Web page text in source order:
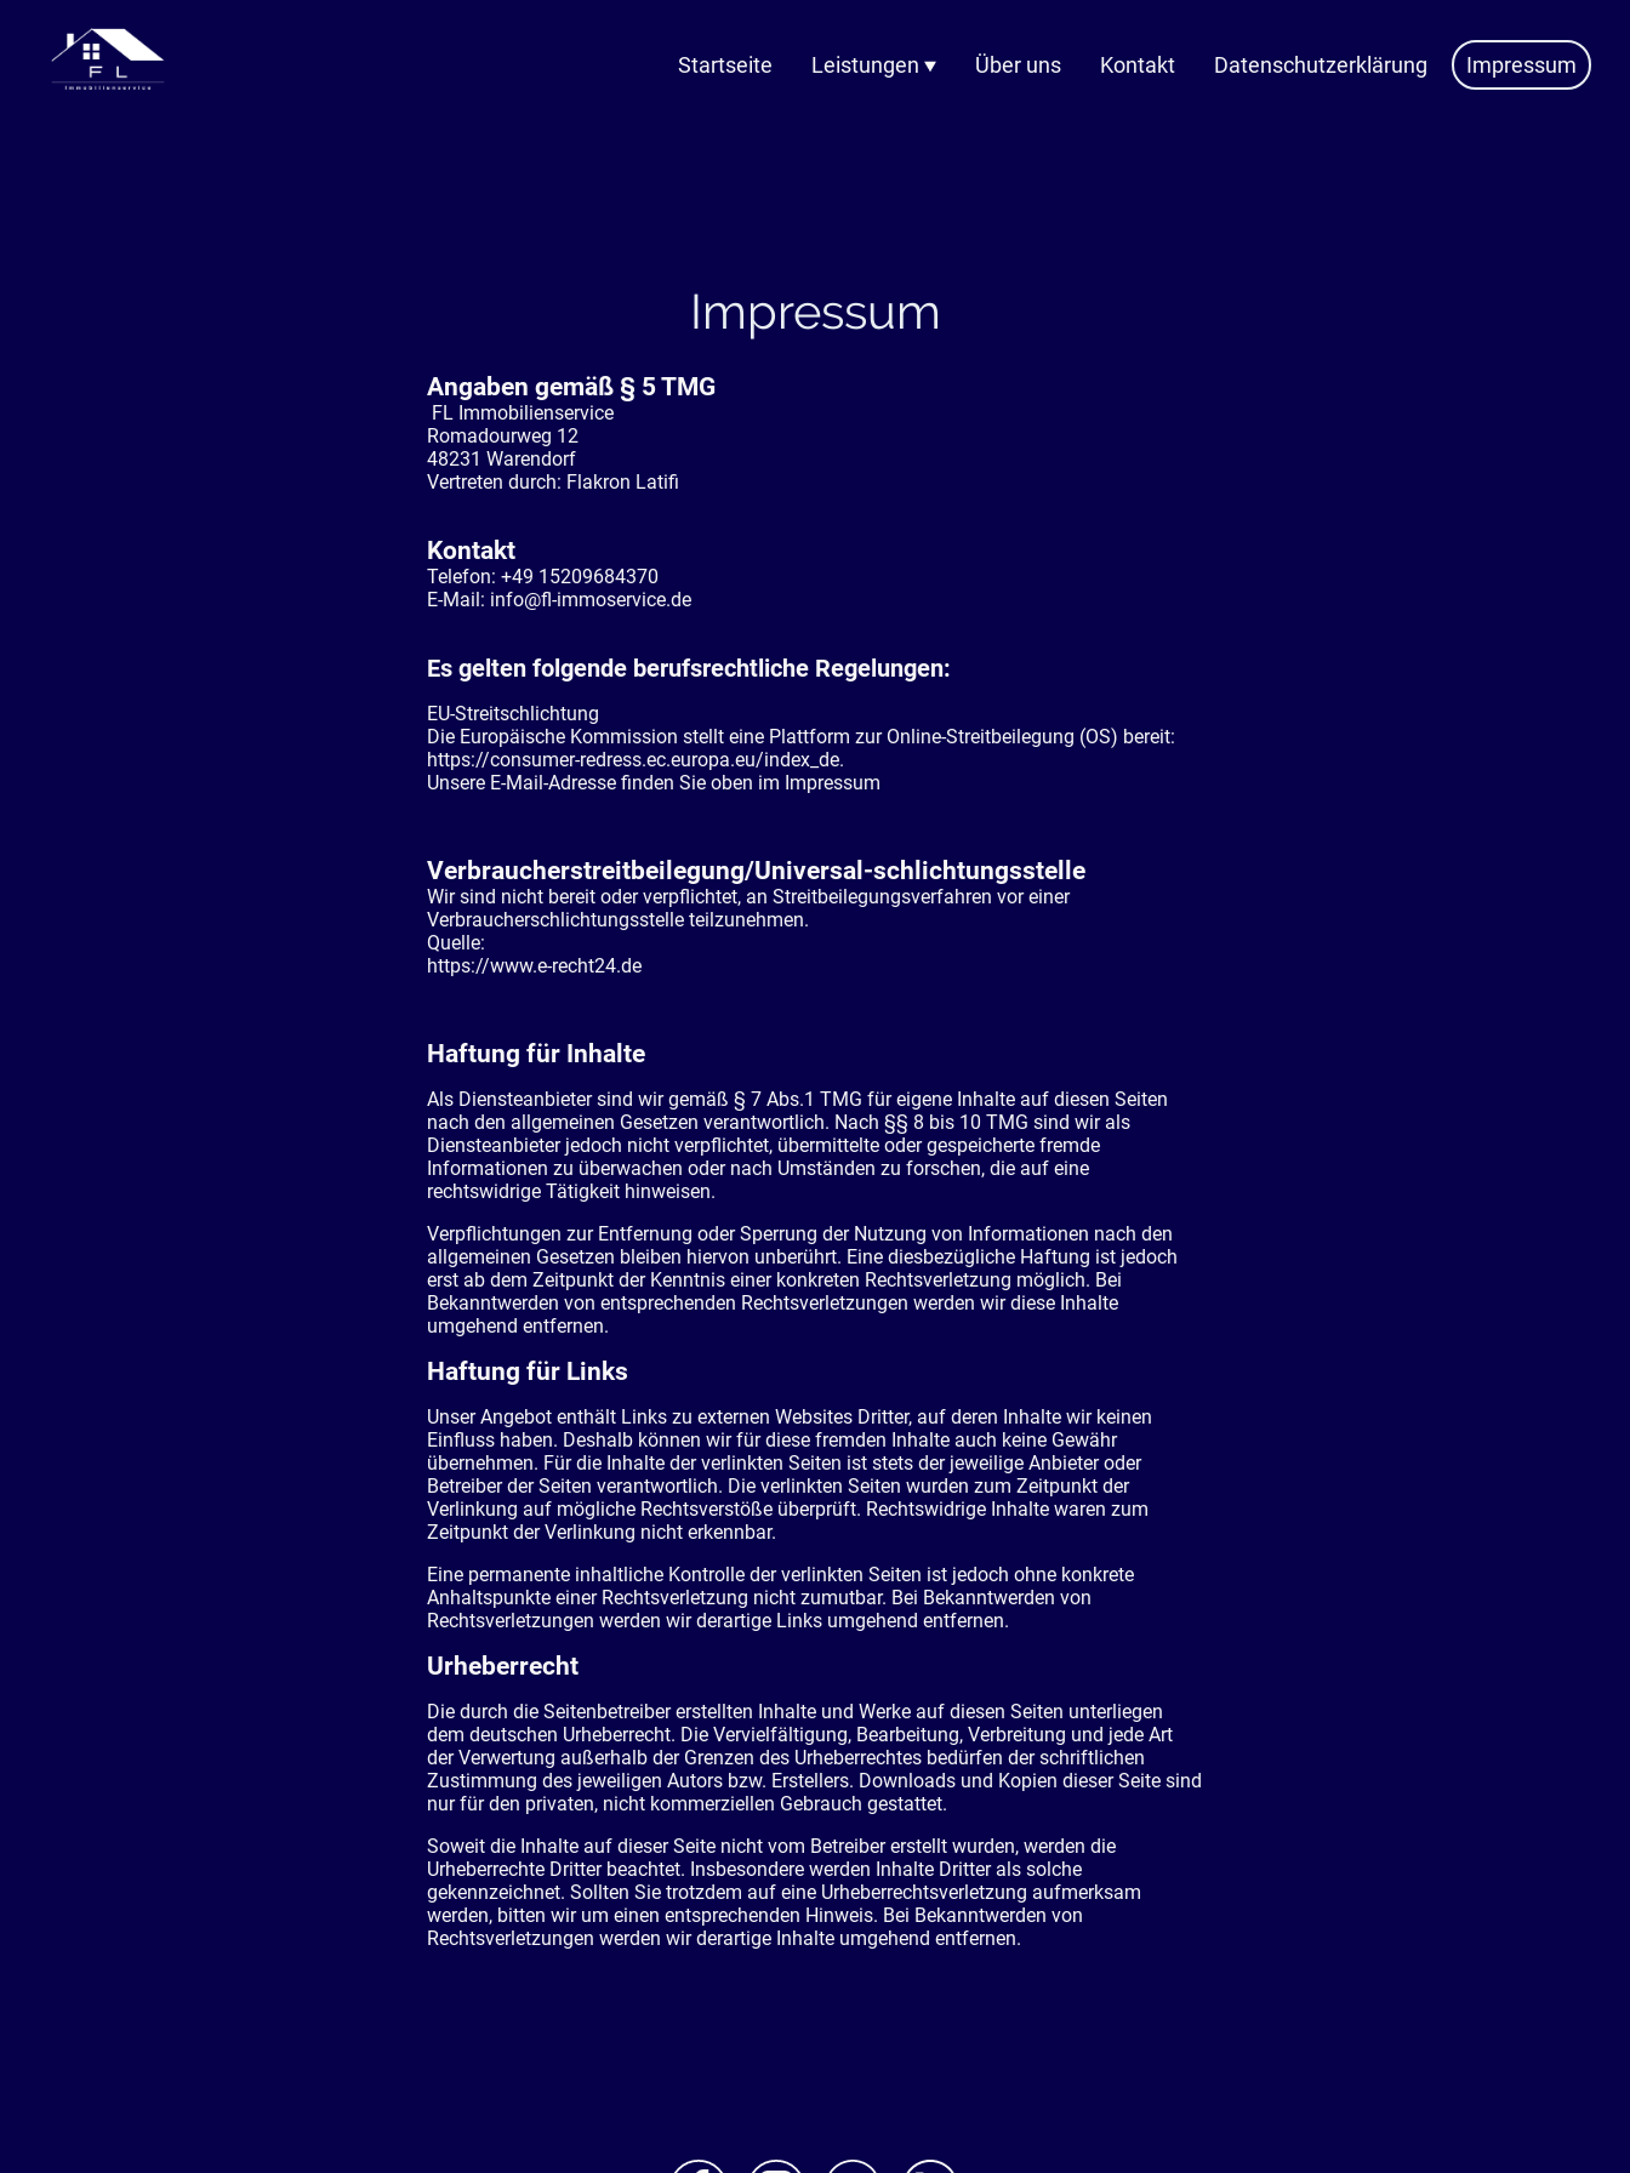
Startseite Leistungen Über uns Kontakt Datenschutzerklärung Impressum
Impressum
Angaben gemäß § 5 TMG
FL Immobilienservice
Romadourweg 12
48231 Warendorf
Vertreten durch: Flakron Latifi
Kontakt
Telefon: +49 15209684370
E-Mail: info@fl-immoservice.de
Es gelten folgende berufsrechtliche Regelungen:
EU-Streitschlichtung
Die Europäische Kommission stellt eine Plattform zur Online-Streitbeilegung (OS) bereit:
https://consumer-redress.ec.europa.eu/index_de.
Unsere E-Mail-Adresse finden Sie oben im Impressum
Verbraucherstreitbeilegung/Universal-schlichtungsstelle
Wir sind nicht bereit oder verpflichtet, an Streitbeilegungsverfahren vor einer
Verbraucherschlichtungsstelle teilzunehmen.
Quelle:
https://www.e-recht24.de
Haftung für Inhalte
Als Diensteanbieter sind wir gemäß § 7 Abs.1 TMG für eigene Inhalte auf diesen Seiten
nach den allgemeinen Gesetzen verantwortlich. Nach §§ 8 bis 10 TMG sind wir als
Diensteanbieter jedoch nicht verpflichtet, übermittelte oder gespeicherte fremde
Informationen zu überwachen oder nach Umständen zu forschen, die auf eine
rechtswidrige Tätigkeit hinweisen.
Verpflichtungen zur Entfernung oder Sperrung der Nutzung von Informationen nach den
allgemeinen Gesetzen bleiben hiervon unberührt. Eine diesbezügliche Haftung ist jedoch
erst ab dem Zeitpunkt der Kenntnis einer konkreten Rechtsverletzung möglich. Bei
Bekanntwerden von entsprechenden Rechtsverletzungen werden wir diese Inhalte
umgehend entfernen.
Haftung für Links
Unser Angebot enthält Links zu externen Websites Dritter, auf deren Inhalte wir keinen
Einfluss haben. Deshalb können wir für diese fremden Inhalte auch keine Gewähr
übernehmen. Für die Inhalte der verlinkten Seiten ist stets der jeweilige Anbieter oder
Betreiber der Seiten verantwortlich. Die verlinkten Seiten wurden zum Zeitpunkt der
Verlinkung auf mögliche Rechtsverstöße überprüft. Rechtswidrige Inhalte waren zum
Zeitpunkt der Verlinkung nicht erkennbar.
Eine permanente inhaltliche Kontrolle der verlinkten Seiten ist jedoch ohne konkrete
Anhaltspunkte einer Rechtsverletzung nicht zumutbar. Bei Bekanntwerden von
Rechtsverletzungen werden wir derartige Links umgehend entfernen.
Urheberrecht
Die durch die Seitenbetreiber erstellten Inhalte und Werke auf diesen Seiten unterliegen
dem deutschen Urheberrecht. Die Vervielfältigung, Bearbeitung, Verbreitung und jede Art
der Verwertung außerhalb der Grenzen des Urheberrechtes bedürfen der schriftlichen
Zustimmung des jeweiligen Autors bzw. Erstellers. Downloads und Kopien dieser Seite sind
nur für den privaten, nicht kommerziellen Gebrauch gestattet.
Soweit die Inhalte auf dieser Seite nicht vom Betreiber erstellt wurden, werden die
Urheberrechte Dritter beachtet. Insbesondere werden Inhalte Dritter als solche
gekennzeichnet. Sollten Sie trotzdem auf eine Urheberrechtsverletzung aufmerksam
werden, bitten wir um einen entsprechenden Hinweis. Bei Bekanntwerden von
Rechtsverletzungen werden wir derartige Inhalte umgehend entfernen.